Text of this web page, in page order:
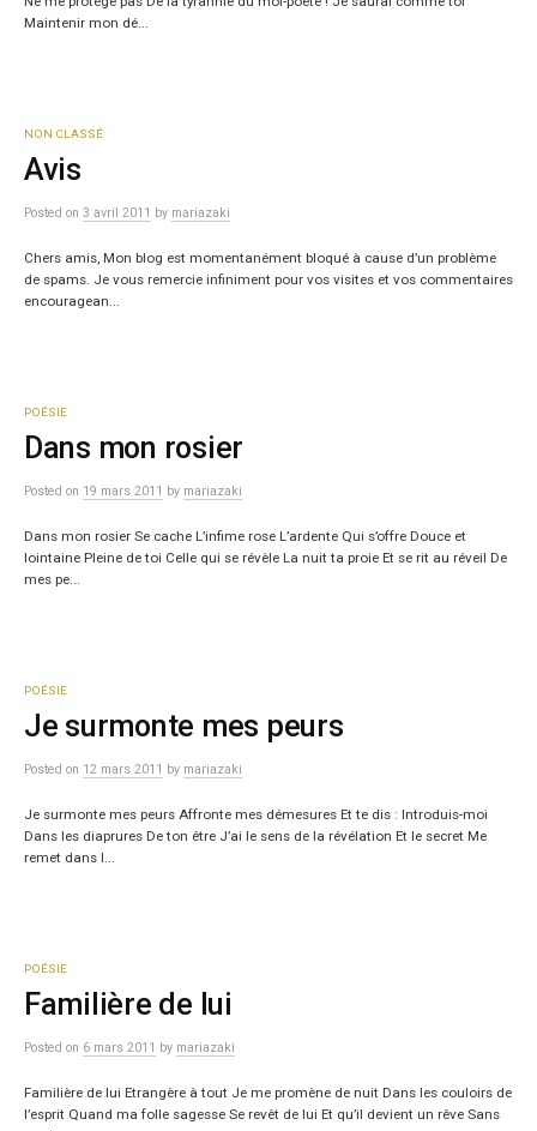
Maintenir mon dé...
NON CLASSÉ
Avis
Posted on 3 avril 2011 by mariazaki
Chers amis, Mon blog est momentanément bloqué à cause d’un problème
de spams. Je vous remercie infiniment pour vos visites et vos commentaires
encouragean...
POÉSIE
Dans mon rosier
Posted on 19 mars 2011 by mariazaki
Dans mon rosier Se cache L’infime rose L’ardente Qui s’offre Douce et
lointaine Pleine de toi Celle qui se révèle La nuit ta proie Et se rit au réveil De
mes pe...
POÉSIE
Je surmonte mes peurs
Posted on 12 mars 2011 by mariazaki
Je surmonte mes peurs Affronte mes démesures Et te dis : Introduis-moi
Dans les diaprures De ton être J’ai le sens de la révélation Et le secret Me
remet dans l...
POÉSIE
Familière de lui
Posted on 6 mars 2011 by mariazaki
Familière de lui Etrangère à tout Je me promène de nuit Dans les couloirs de
l’esprit Quand ma folle sagesse Se revêt de lui Et qu’il devient un rêve Sans